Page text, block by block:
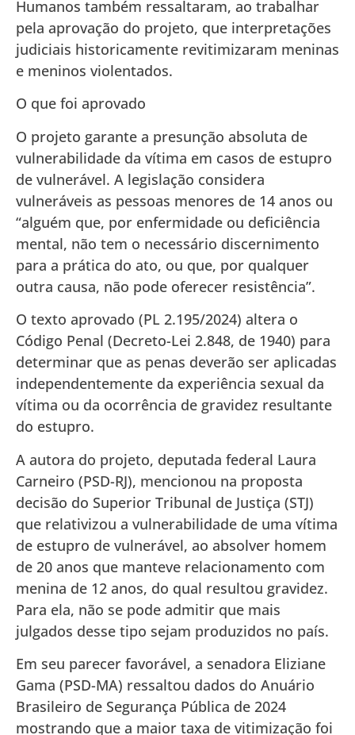
Humanos também ressaltaram, ao trabalhar
pela aprovação do projeto, que interpretações
judiciais historicamente revitimizaram meninas
e meninos violentados.
O que foi aprovado
O projeto garante a presunção absoluta de
vulnerabilidade da vítima em casos de estupro
de vulnerável. A legislação considera
vulneráveis as pessoas menores de 14 anos ou
“alguém que, por enfermidade ou deficiência
mental, não tem o necessário discernimento
para a prática do ato, ou que, por qualquer
outra causa, não pode oferecer resistência”.
O texto aprovado (PL 2.195/2024) altera o
Código Penal (Decreto-Lei 2.848, de 1940) para
determinar que as penas deverão ser aplicadas
independentemente da experiência sexual da
vítima ou da ocorrência de gravidez resultante
do estupro.
A autora do projeto, deputada federal Laura
Carneiro (PSD-RJ), mencionou na proposta
decisão do Superior Tribunal de Justiça (STJ)
que relativizou a vulnerabilidade de uma vítima
de estupro de vulnerável, ao absolver homem
de 20 anos que manteve relacionamento com
menina de 12 anos, do qual resultou gravidez.
Para ela, não se pode admitir que mais
julgados desse tipo sejam produzidos no país.
Em seu parecer favorável, a senadora Eliziane
Gama (PSD-MA) ressaltou dados do Anuário
Brasileiro de Segurança Pública de 2024
mostrando que a maior taxa de vitimização foi